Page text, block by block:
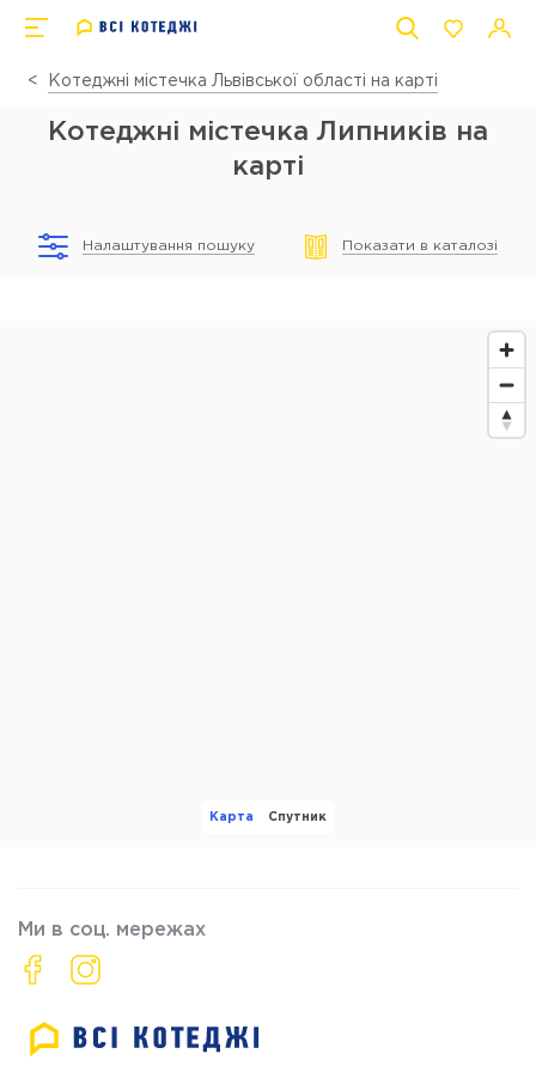
Котеджні містечка Львівської області на карті
Котеджні містечка Липників на
карті
Налаштування пошуку Показати в каталозі
Карта Спутник
Ми в соц. мережах